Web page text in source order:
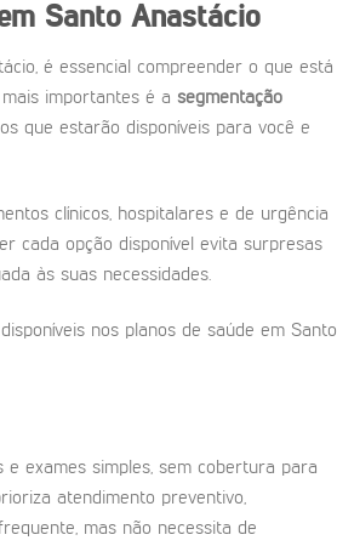
Santo Anastácio
é essencial compreender o que está
importantes é a segmentação
que estarão disponíveis para você e
clínicos, hospitalares e de urgência
cada opção disponível evita surpresas
às suas necessidades.
nos planos de saúde em Santo
exames simples, sem cobertura para
atendimento preventivo,
mas não necessita de